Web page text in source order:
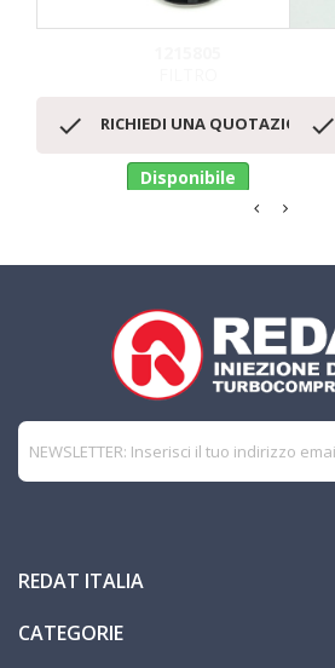
 RICHIEDI UNA QUOTAZIONE
Disponibile

REDAT ITALIA
CATEGORIE